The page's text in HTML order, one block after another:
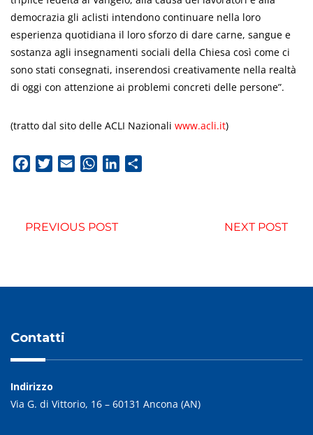
democrazia gli aclisti intendono continuare nella loro
esperienza quotidiana il loro sforzo di dare carne, sangue e
sostanza agli insegnamenti sociali della Chiesa così come ci
sono stati consegnati, inserendosi creativamente nella realtà
di oggi con attenzione ai problemi concreti delle persone”.
(tratto dal sito delle ACLI Nazionali www.acli.it)
FacebookTwitterEmail WhatsApp
LinkedIn
PREVIOUS POST NEXT POST
Contatti
Indirizzo
Via G. di Vittorio, 16 – 60131 Ancona (AN)